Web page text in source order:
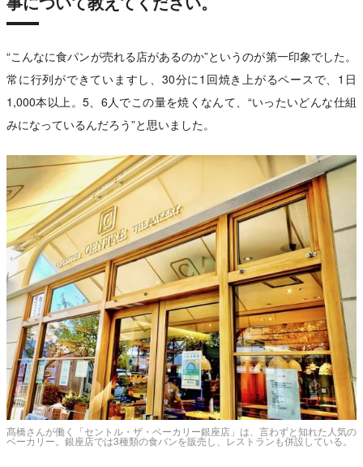
“こんなに食パンが売れる店があるのか”というのが第一印象でした。
常に行列ができていますし、30分に1回焼き上がるペースで、1日
1,000本以上。5、6人でこの量を焼くなんて、“いったいどんな仕組
みになっているんだろう”と思いました。
髙橋さんが働く「セントル・ザ・ベーカリー銀座店」は、言わずと知れた人気の
ベーカリー。銀座店では3種類の食パンを販売し、レストランも併設している。